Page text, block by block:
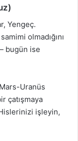
Yengeç.
olmadığını
bugün ise
Uranüs
çatışmaya
işleyin,